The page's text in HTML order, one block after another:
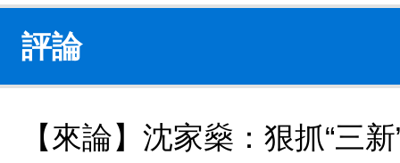
評論
【來論】沈家燊：狠抓“三